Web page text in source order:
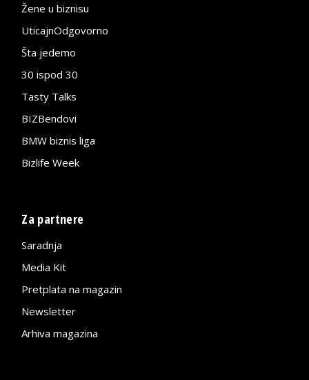
Žene u biznisu
UticajnOdgovorno
Šta jedemo
30 ispod 30
Tasty Talks
BIZBendovi
BMW biznis liga
Bizlife Week
Za partnere
Saradnja
Media Kit
Pretplata na magazin
Newsletter
Arhiva magazina